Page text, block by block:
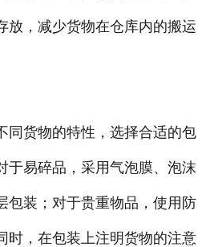
放，减少货物在仓库内的搬运
同货物的特性，选择合适的包
于易碎品，采用气泡膜、泡沫
包装；对于贵重物品，使用防
时，在包装上注明货物的注意